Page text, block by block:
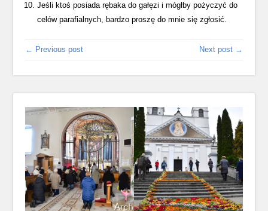
Jeśli ktoś posiada rębaka do gałęzi i mógłby pożyczyć do
celów parafialnych, bardzo proszę do mnie się zgłosić.
← Previous post Next post →